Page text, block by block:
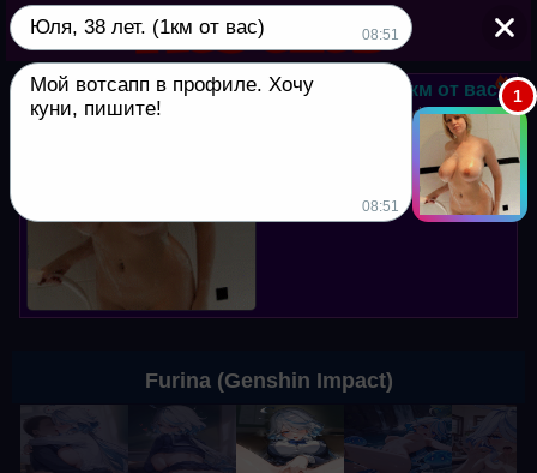
Юля, 38 лет. (1км от вас)
Мой вотсапп в профиле. Хочу
Furina (Genshin Impact)
Юля, 38 лет. (1км от вас) 08:51
Мой вотсапп в профиле. Хочу
куни, пишите!
08:51
1